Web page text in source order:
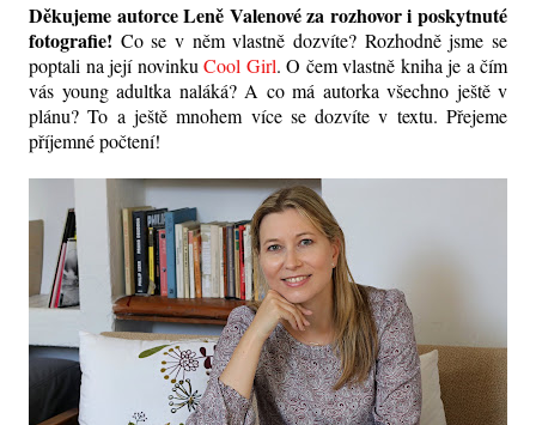
Děkujeme autorce Leně Valenové za rozhovor i poskytnuté
fotografie! Co se v něm vlastně dozvíte? Rozhodně jsme se
poptali na její novinku Cool Girl. O čem vlastně kniha je a čím
vás young adultka naláká? A co má autorka všechno ještě v
plánu? To a ještě mnohem více se dozvíte v textu. Přejeme
příjemné počtení!